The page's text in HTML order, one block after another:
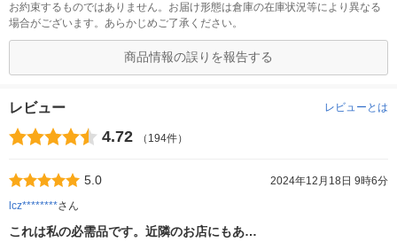
お約束するものではありません。お届け形態は倉庫の在庫状況等により異なる
場合がございます。あらかじめご了承ください。
商品情報の誤りを報告する
レビュー レビューとは
4.72 （194件）
5.0
2024年12月18日 9時6分
lcz********さん
これは私の必需品です。近隣のお店にもあ…